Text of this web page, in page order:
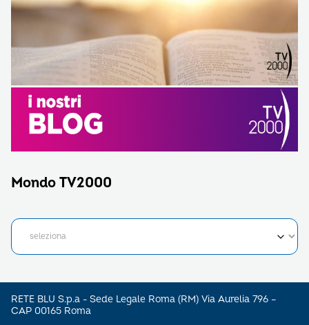
Mondo TV2000
RETE BLU S.p.a - Sede Legale Roma (RM) Via Aurelia 796 –
CAP 00165 Roma